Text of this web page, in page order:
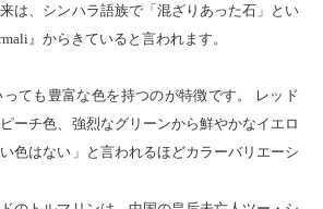
は、シンハラ語族で「混ざりあった石」とい
』からきていると言われます。
っても豊富な色を持つのが特徴です。 レッド
ーチ色、強烈なグリーンから鮮やかなイエロ
色はない」と言われるほどカラーバリエーシ